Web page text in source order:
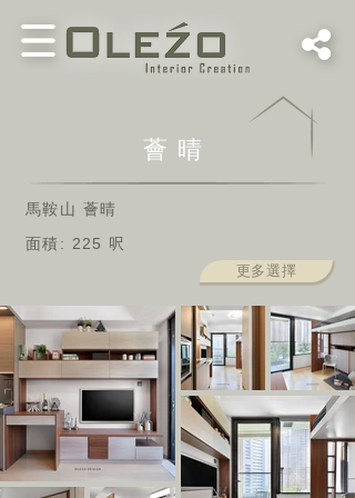
薈晴
馬鞍山 薈晴
面積: 225 呎
更多選擇